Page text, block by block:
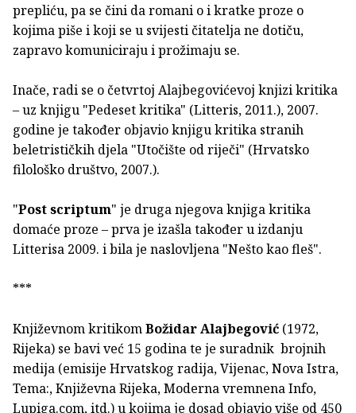
prepliću, pa se čini da romani o i kratke proze o
kojima piše i koji se u svijesti čitatelja ne dotiču,
zapravo komuniciraju i prožimaju se.
Inače, radi se o četvrtoj Alajbegovićevoj knjizi kritika
– uz knjigu "Pedeset kritika" (Litteris, 2011.), 2007.
godine je također objavio knjigu kritika stranih
beletrističkih djela "Utočište od riječi" (Hrvatsko
filološko društvo, 2007.).
"Post scriptum" je druga njegova knjiga kritika
domaće proze – prva je izašla također u izdanju
Litterisa 2009. i bila je naslovljena "Nešto kao fleš".
***
Književnom kritikomBožidar Alajbegović (1972,
Rijeka) se bavi već 15 godina te je suradnik brojnih
medija (emisije Hrvatskog radija, Vijenac, Nova Istra,
Tema:, Književna Rijeka, Moderna vremnena Info,
Lupiga.com, itd.) u kojima je dosad objavio više od 450